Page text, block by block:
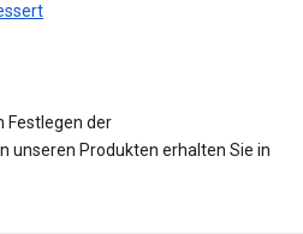
Festlegen der
unseren Produkten erhalten Sie in